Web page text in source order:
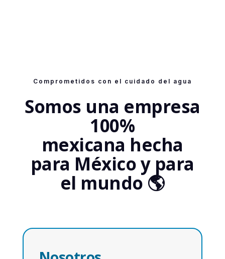
Comprometidos con el cuidado del agua
Somos una empresa
100%
mexicana hecha
para México y para
el mundo 🌎